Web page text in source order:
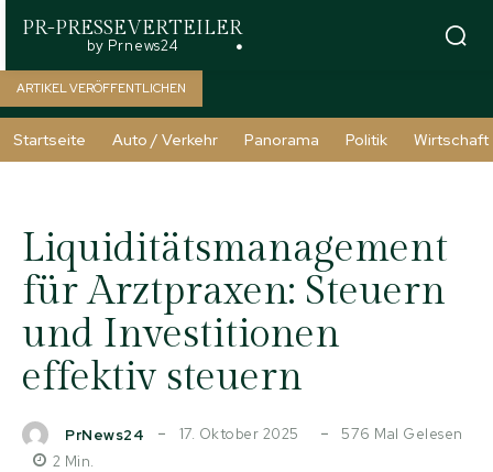
PR-PRESSEVERTEILER
by Prnews24
ARTIKEL VERÖFFENTLICHEN
Startseite Auto / Verkehr Panorama Politik Wirtschaft
Liquiditätsmanagement
für Arztpraxen: Steuern
und Investitionen
effektiv steuern
PrNews24 17. Oktober 2025 576 Mal Gelesen
2 Min.